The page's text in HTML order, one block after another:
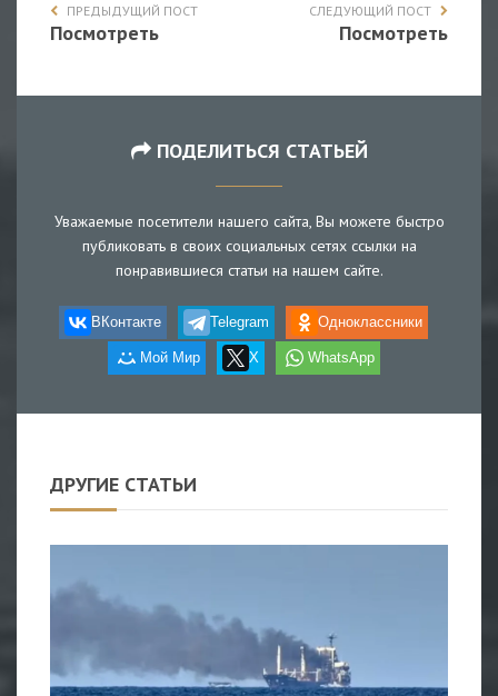
ПРЕДЫДУЩИЙ ПОСТ
Посмотреть
СЛЕДУЮЩИЙ ПОСТ
Посмотреть
ПОДЕЛИТЬСЯ СТАТЬЕЙ
Уважаемые посетители нашего сайта, Вы можете быстро
публиковать в своих социальных сетях ссылки на
понравившиеся статьи на нашем сайте.
ВКонтакте Telegram Одноклассники
Мой Мир X WhatsApp
ДРУГИЕ СТАТЬИ